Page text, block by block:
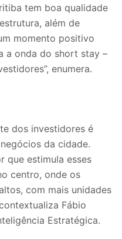
tem boa qualidade
além de
momento positivo
a onda do short stay –
enumera.
dos investidores é
da cidade.
que estimula esses
centro, onde os
com mais unidades
Fábio
Estratégica.